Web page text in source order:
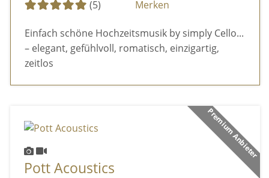
(5)
Merken
Einfach schöne Hochzeitsmusik by simply Cello...
– elegant, gefühlvoll, romatisch, einzigartig,
zeitlos
Premium Anbieter
Pott Acoustics